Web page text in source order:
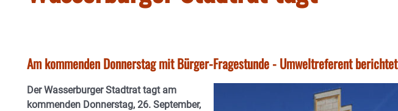
Am kommenden Donnerstag mit Bürger-Fragestunde - Umweltreferent berichtet
Der Wasserburger Stadtrat tagt am
kommenden Donnerstag, 26. September,